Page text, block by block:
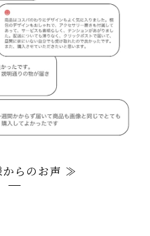
らのお声 ≫